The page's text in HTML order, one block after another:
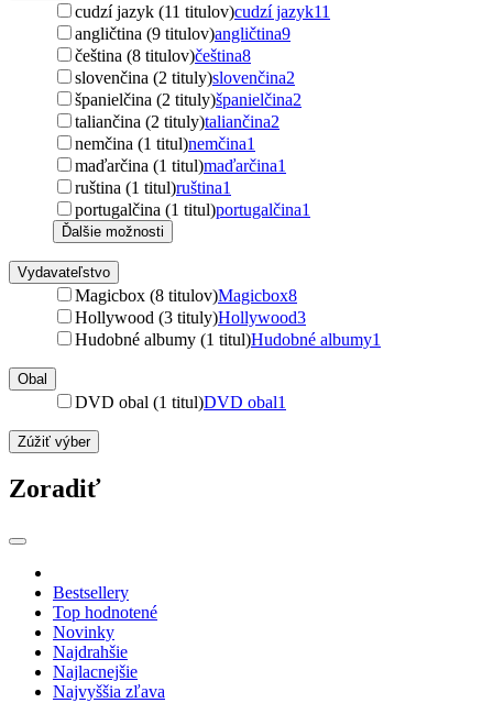
cudzí jazyk (11 titulov)cudzí jazyk11
angličtina (9 titulov)angličtina9
čeština (8 titulov)čeština8
slovenčina (2 tituly)slovenčina2
španielčina (2 tituly)španielčina2
taliančina (2 tituly)taliančina2
nemčina (1 titul)nemčina1
maďarčina (1 titul)maďarčina1
ruština (1 titul)ruština1
portugalčina (1 titul)portugalčina1
Ďalšie možnosti
Vydavateľstvo
Magicbox (8 titulov)Magicbox8
Hollywood (3 tituly)Hollywood3
Hudobné albumy (1 titul)Hudobné albumy1
Obal
DVD obal (1 titul)DVD obal1
Zúžiť výber
Zoradiť
Bestsellery
Top hodnotené
Novinky
Najdrahšie
Najlacnejšie
Najvyššia zľava